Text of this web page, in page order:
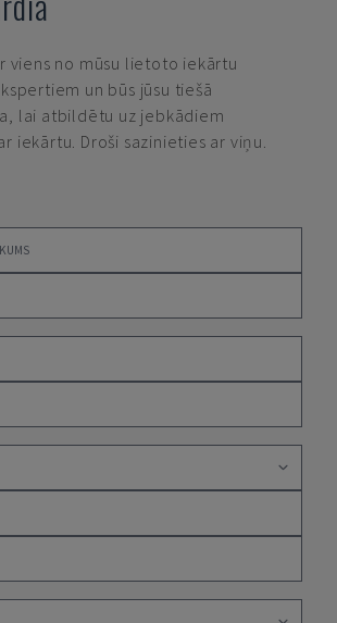
viens no mūsu lietoto iekārtu
un būs jūsu tiešā
lai atbildētu uz jebkādiem
iekārtu. Droši sazinieties ar viņu.